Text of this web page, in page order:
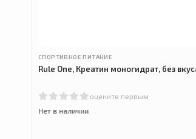
СПОРТИВНОЕ ПИТАНИЕ
Rule One, Креатин моногидрат, без
оцените первым
Нет в наличии